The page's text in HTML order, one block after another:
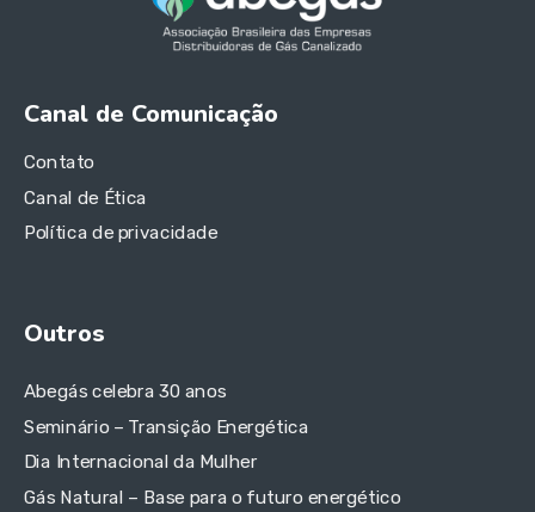
Canal de Comunicação
Contato
Canal de Ética
Política de privacidade
Outros
Abegás celebra 30 anos
Seminário – Transição Energética
Dia Internacional da Mulher
Gás Natural – Base para o futuro energético